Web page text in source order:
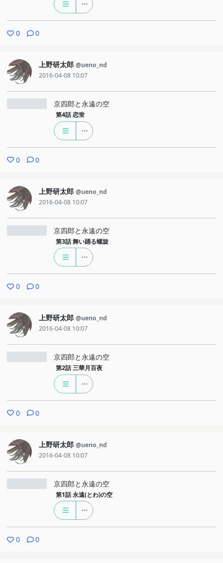
0 0
上野研太郎 @ueno_nd
2016-04-08 10:07
京四郎と永遠の空
第4話 恋蛍
0 0
上野研太郎 @ueno_nd
2016-04-08 10:07
京四郎と永遠の空
第3話 舞い踊る螺旋
0 0
上野研太郎 @ueno_nd
2016-04-08 10:07
京四郎と永遠の空
第2話 三華月百夜
0 0
上野研太郎 @ueno_nd
2016-04-08 10:07
京四郎と永遠の空
第1話 永遠(とわ)の空
0 0